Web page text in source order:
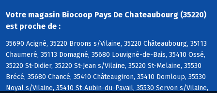
Votre magasin Biocoop Pays De Chateaubourg (35220)
est proche de :
35690 Acigné, 35220 Broons s/Vilaine, 35220 Châteaubourg, 35113
Chaumeré, 35113 Domagné, 35680 Louvigné-de-Bais, 35410 Ossé,
35220 St-Didier, 35220 St-Jean s/Vilaine, 35220 St-Melaine, 35530
Brécé, 35680 Chancé, 35410 Châteaugiron, 35410 Domloup, 35530
Noyal s/Vilaine, 35410 St-Aubin-du-Pavail, 35530 Servon s/Vilaine,